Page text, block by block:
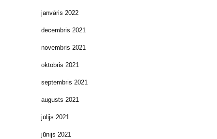
janvāris 2022
decembris 2021
novembris 2021
oktobris 2021
septembris 2021
augusts 2021
jūlijs 2021
jūnijs 2021